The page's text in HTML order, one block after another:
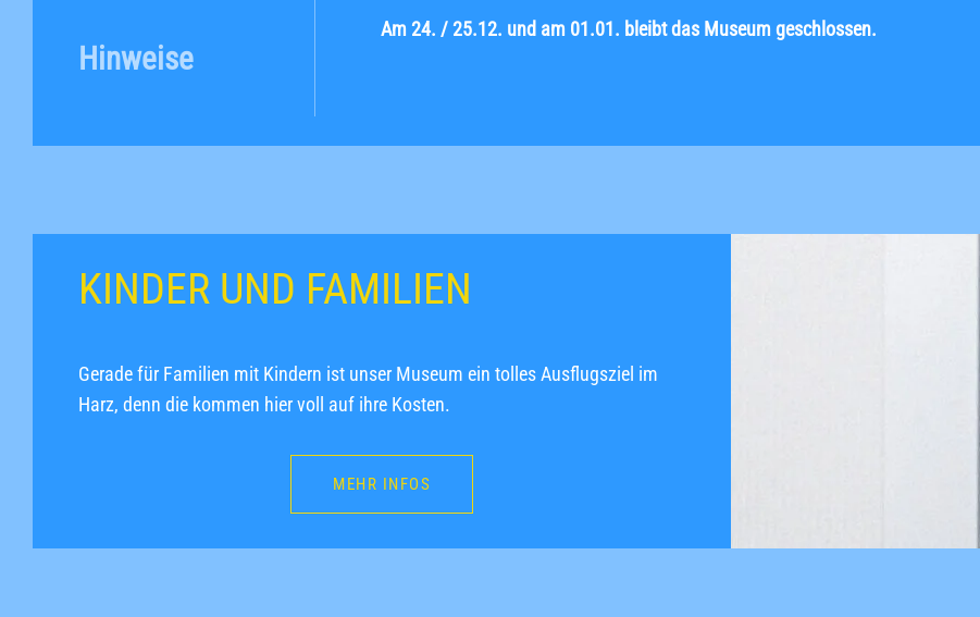
Hinweise
Am 24. / 25.12. und am 01.01. bleibt das Museum geschlossen.
KINDER UND FAMILIEN
Gerade für Familien mit Kindern ist unser Museum ein tolles Ausflugsziel im
Harz, denn die kommen hier voll auf ihre Kosten.
MEHR INFOS